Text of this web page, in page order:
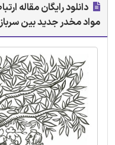
دانلود رایگان مقاله
مواد مخدر جدید بین